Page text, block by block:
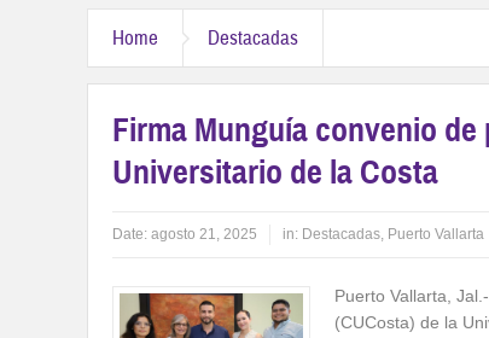
Home Destacadas
Firma Munguía convenio
Universitario de la Costa
Date: agosto 21, 2025 in: Destacadas, Puerto Vallarta
Puerto Vallarta,
(CUCosta) de la